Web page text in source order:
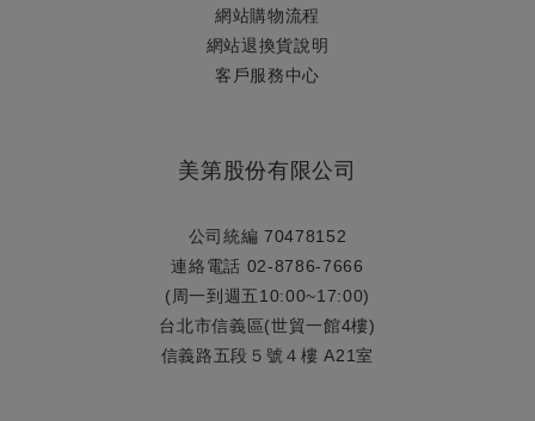
網站購物流程
網站退換貨說明
​客戶服務中心
美第股份有限公司
公司統編 70478152
連絡電話 02-8786-7666
(周一到週五10:00~17:00)
台北市信義區(世貿一館4樓)
信義路五段５號４樓 A21室